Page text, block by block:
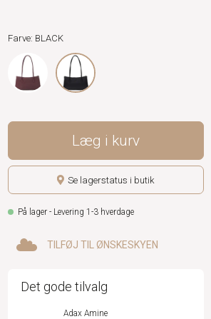
Farve: BLACK
Læg i kurv
Se lagerstatus i butik
På lager - Levering 1-3 hverdage
TILFØJ TIL ØNSKESKYEN
Det gode tilvalg
Adax Amine